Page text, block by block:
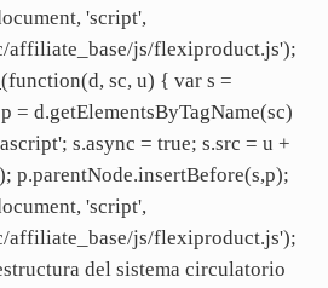
'script',
affiliate_base/js/flexiproduct.js');
(function(d, sc, u) { var s =
= d.getElementsByTagName(sc)
s.async = true; s.src = u +
p.parentNode.insertBefore(s,p);
'script',
affiliate_base/js/flexiproduct.js');
del sistema circulatorio